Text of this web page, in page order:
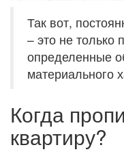
Так вот,
– это не только
определенные
материального
Когда
квартиру?